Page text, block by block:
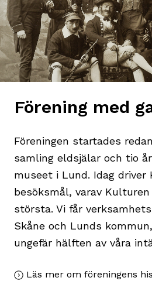
Förening med
Föreningen startades
samling eldsjälar och tio
museet i Lund. Idag
besöksmål, varav
största. Vi får
Skåne och Lunds
ungefär hälften av våra
Läs mer om föreningens